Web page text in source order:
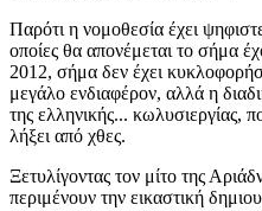
Παρότι η νομοθεσία έχει
οποίες θα απονέμεται το σήμα
2012, σήμα δεν έχει
μεγάλο ενδιαφέρον, αλλά η
της ελληνικής... κωλυσιεργίας,
λήξει από χθες.
Ξετυλίγοντας τον μίτο της
περιμένουν την εικαστική